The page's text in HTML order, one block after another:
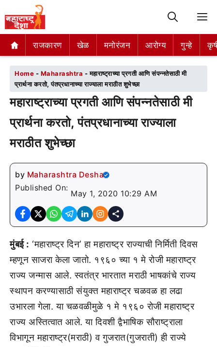
राजकारण खेळ मनोरंजन आरोग्य गुन्हे
राजकारण खेळ मनोरंजन आरोग्य गुन्हे
Home - Maharashtra -महाराष्ट्राच्या प्रगती आणि संपन्नतेसाठी मी
प्रार्थना करतो, पंतप्रधानाच्या राज्याला मराठीत शुभेच्छा
महाराष्ट्राच्या प्रगती आणि संपन्नतेसाठी मी
प्रार्थना करतो, पंतप्रधानाच्या राज्याला
मराठीत शुभेच्छा
by Maharashtra Desha
Published On:
May 1, 2020 10:29 AM
मुंबई : ‘महाराष्ट्र दिन’ हा महाराष्ट्र राज्याची निर्मिती दिवस
म्हणून साजरा केला जातो. १९६० च्या १ मे रोजी महाराष्ट्र
राज्य जन्मास आले. स्वतंत्र भारतात मराठी भाषकांचे राज्य
स्थापन करण्यासाठी संयुक्त महाराष्ट्र चळवळ हा लढा
उभारला गेला. या चळवळीमुळे १ मे १९६० रोजी महाराष्ट्र
राज्य अस्तित्वात आले. या दिवशी द्वैभाषिक सौराष्ट्राला
विभागून महाराष्ट्र(मराठी) व गुजरात(गुजराती) ही राज्ये